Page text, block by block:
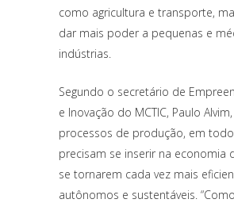
como agricultura e transporte,
dar mais poder a pequenas e
indústrias.
Segundo o secretário de
e Inovação do MCTIC, Paulo
processos de produção, em
precisam se inserir na economia
se tornarem cada vez mais
autônomos e sustentáveis.